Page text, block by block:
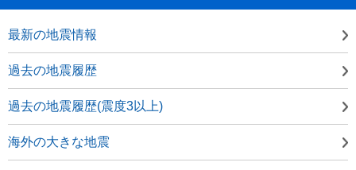
最新の地震情報
過去の地震履歴
過去の地震履歴(震度3以上)
海外の大きな地震